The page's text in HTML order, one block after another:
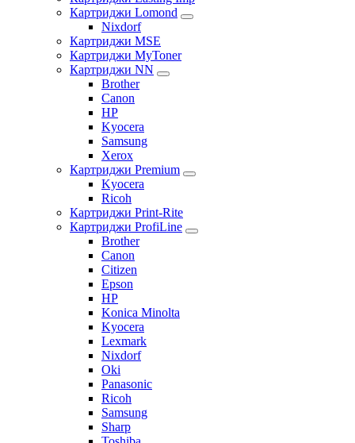
Картриджи Lomond
Nixdorf
Картриджи MSE
Картриджи MyToner
Картриджи NN
Brother
Canon
HP
Kyocera
Samsung
Xerox
Картриджи Premium
Kyocera
Ricoh
Картриджи Print-Rite
Картриджи ProfiLine
Brother
Canon
Citizen
Epson
HP
Konica Minolta
Kyocera
Lexmark
Nixdorf
Oki
Panasonic
Ricoh
Samsung
Sharp